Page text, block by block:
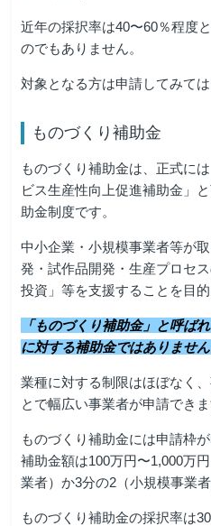
近年の採択率は40〜60％程度
のでもありません。
対象となる方は申請してみては
ものづくり補助金
ものづくり補助金は、正式に
ビス生産性向上促進補助金」
助金制度です。
中小企業・小規模事業者等が
発・試作品開発・生産プロセ
投資」等を支援することを目的
「ものづくり補助金」と呼ば
に対する補助金ではありません
業種に対する制限はほぼなく
とで幅広い事業者が申請できま
ものづくり補助金には申請枠
補助金額は100万円〜1,000万
業者）か3分の2（小規模事業者
ものづくり補助金の採択率は